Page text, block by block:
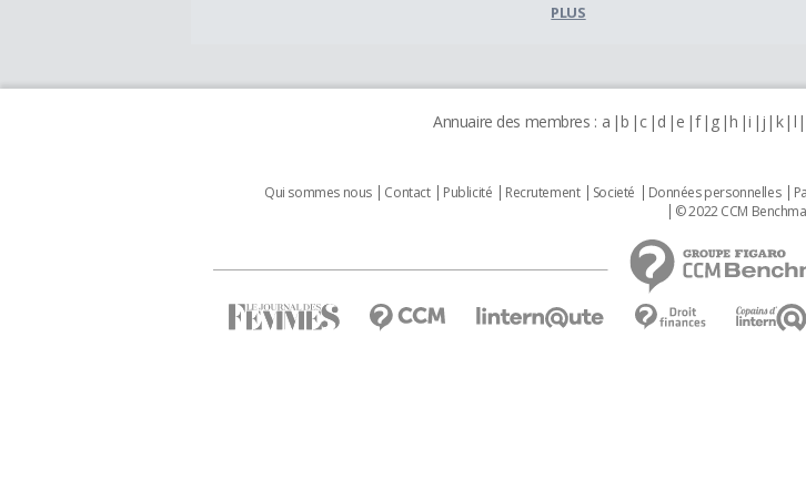
PLUS
Annuaire des membres : a b c d e f g h i j k l
Qui sommes nous Contact Publicité Recrutement Societé Données personnelles
© 2022 CCM